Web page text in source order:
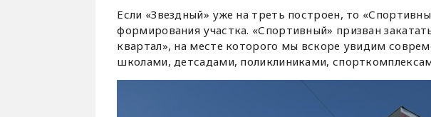
Если «Звездный» уже на треть построен, то
формирования участка. «Спортивный» призван
квартал», на месте которого мы вскоре увидим
школами, детсадами, поликлиниками,